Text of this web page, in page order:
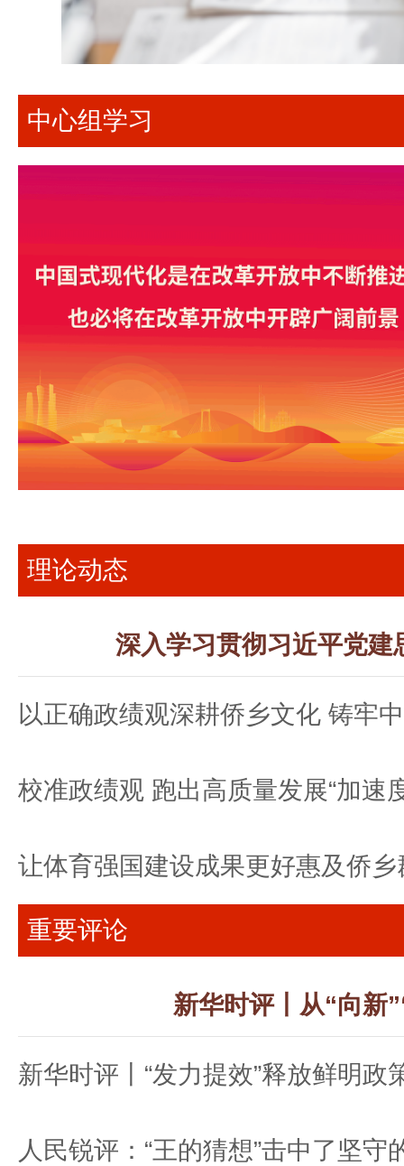
中心组学习
理论动态
深入学习贯彻习近平党建
以正确政绩观深耕侨乡文化 铸牢
校准政绩观 跑出高质量发展“加速
让体育强国建设成果更好惠及侨乡
重要评论
新华时评丨从“向新
新华时评丨“发力提效”释放鲜明政
人民锐评：“王的猜想”击中了坚守